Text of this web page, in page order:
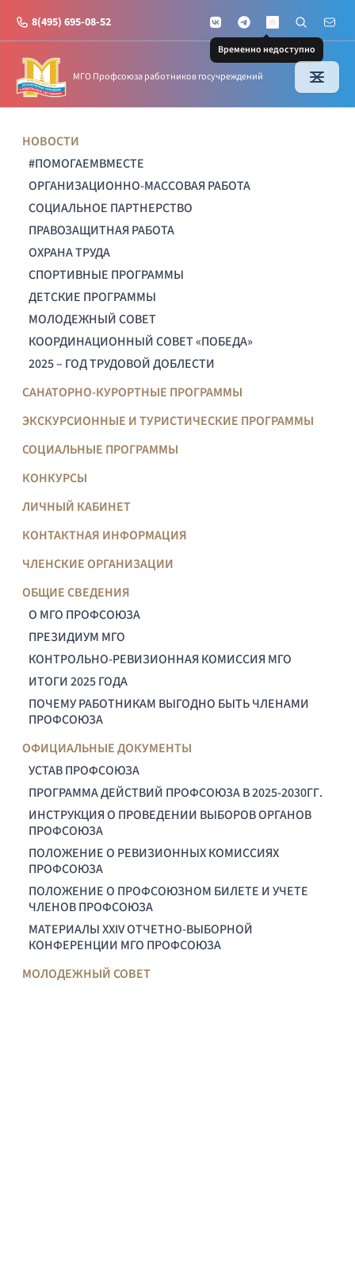
8(495) 695-08-52 VKontakteTelegramMAX
Временно недоступно
Поиск по
Почта
МГО Профсоюза работников госучреждений
НОВОСТИ
#ПОМОГАЕМВМЕСТЕ
ОРГАНИЗАЦИОННО-МАССОВАЯ РАБОТА
СОЦИАЛЬНОЕ ПАРТНЕРСТВО
ПРАВОЗАЩИТНАЯ РАБОТА
ОХРАНА ТРУДА
СПОРТИВНЫЕ ПРОГРАММЫ
ДЕТСКИЕ ПРОГРАММЫ
МОЛОДЕЖНЫЙ СОВЕТ
КООРДИНАЦИОННЫЙ СОВЕТ «ПОБЕДА»
2025 – ГОД ТРУДОВОЙ ДОБЛЕСТИ
САНАТОРНО-КУРОРТНЫЕ ПРОГРАММЫ
ЭКСКУРСИОННЫЕ И ТУРИСТИЧЕСКИЕ ПРОГРАММЫ
СОЦИАЛЬНЫЕ ПРОГРАММЫ
КОНКУРСЫ
ЛИЧНЫЙ КАБИНЕТ
КОНТАКТНАЯ ИНФОРМАЦИЯ
ЧЛЕНСКИЕ ОРГАНИЗАЦИИ
ОБЩИЕ СВЕДЕНИЯ
О МГО ПРОФСОЮЗА
ПРЕЗИДИУМ МГО
КОНТРОЛЬНО-РЕВИЗИОННАЯ КОМИССИЯ МГО
ИТОГИ 2025 ГОДА
ПОЧЕМУ РАБОТНИКАМ ВЫГОДНО БЫТЬ ЧЛЕНАМИ
ПРОФСОЮЗА
ОФИЦИАЛЬНЫЕ ДОКУМЕНТЫ
УСТАВ ПРОФСОЮЗА
ПРОГРАММА ДЕЙСТВИЙ ПРОФСОЮЗА В 2025-2030ГГ.
ИНСТРУКЦИЯ О ПРОВЕДЕНИИ ВЫБОРОВ ОРГАНОВ
ПРОФСОЮЗА
ПОЛОЖЕНИЕ О РЕВИЗИОННЫХ КОМИССИЯХ
ПРОФСОЮЗА
ПОЛОЖЕНИЕ О ПРОФСОЮЗНОМ БИЛЕТЕ И УЧЕТЕ
ЧЛЕНОВ ПРОФСОЮЗА
МАТЕРИАЛЫ XXIV ОТЧЕТНО-ВЫБОРНОЙ
КОНФЕРЕНЦИИ МГО ПРОФСОЮЗА
МОЛОДЕЖНЫЙ СОВЕТ